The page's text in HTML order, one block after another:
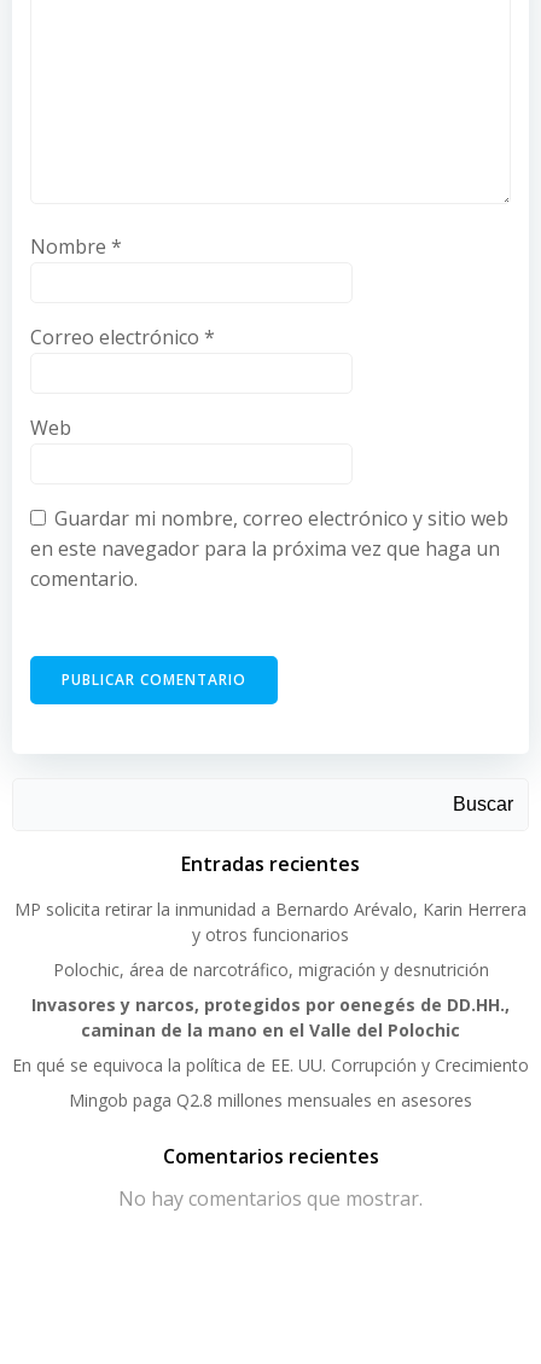
Nombre *
Correo electrónico *
Web
Guardar mi nombre, correo electrónico y sitio web
en este navegador para la próxima vez que haga un
comentario.
Buscar
Entradas recientes
MP solicita retirar la inmunidad a Bernardo Arévalo, Karin Herrera
y otros funcionarios
Polochic, área de narcotráfico, migración y desnutrición
Invasores y narcos, protegidos por oenegés de DD.HH.,
caminan de la mano en el Valle del Polochic
En qué se equivoca la política de EE. UU. Corrupción y Crecimiento
Mingob paga Q2.8 millones mensuales en asesores
Comentarios recientes
No hay comentarios que mostrar.